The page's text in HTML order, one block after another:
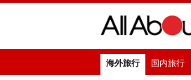
海外旅行 国内旅行